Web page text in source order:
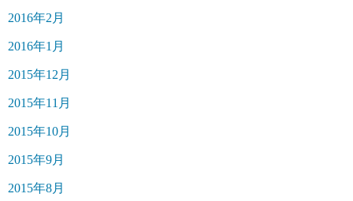
2016年2月
2016年1月
2015年12月
2015年11月
2015年10月
2015年9月
2015年8月